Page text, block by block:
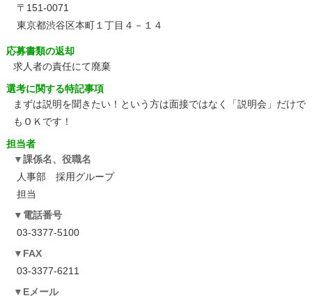
〒151-0071
東京都渋谷区本町１丁目４－１４
応募書類の返却
求人者の責任にて廃棄
選考に関する特記事項
まずは説明を聞きたい！という方は面接ではなく「説明会」だけで
もＯＫです！
担当者
課係名、役職名
人事部 採用グループ
担当
電話番号
03-3377-5100
FAX
03-3377-6211
Eメール